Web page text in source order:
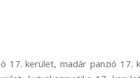
kutyás atlétikai edzés 17. kerület, kutyás sport 17. kerület, kutya szocializáció 17. kerület, kutyafuti 17. kerület, kutyaoktatás 17. kerület, nózi munka 17. kerület, szimat suli 17. kerület, nose work 17. kerület, hoppers képzés 16. kerület, hoopers oktatás 16. kerület, hoopers tanfolyam 16. kerület, kutya futópados edzés 16. kerület, futópad edzés 16. kerület, kutyás atlétika 16. kerület, kutyás atlétikai edzés 16. kerület, kutyás sport 16. kerület, kutya szocializáció 16. kerület, kutyafuti 16. kerület, kutyaoktatás 16. kerület, nózi munka 16. kerület, szimat suli 16. kerület, nose work 16. kerület, hoppers képzés Pécel, hoopers oktatás Pécel, hoopers tanfolyam Pécel, kutya futópados edzés Pécel, kutya futópad edzés Pécel, kutyás atlétika Pécel, kutyás atlétikai edzés Pécel, kutyás sport Pécel, kutya szocializáció Pécel, kutyafuti Pécel, kutyaoktatás Pécel, nózi munka Pécel, szimat suli Pécel, nose work Pécel, hoppers képzés Gyömrő, hoopers oktatás Gyömrő, hoopers tanfolyam Gyömrő, kutya futópados edzés Gyömrő, futópad edzés Gyömrő, kutyás atlétika Gyömrő, kutyás atlétikai edzés Gyömrő, kutyás sport Gyömrő, kutya szocializáció Gyömrő, kutyafuti Gyömrő, kutyaoktatás Gyömrő, nózi munka Gyömrő, szimat suli Gyömrő, nose work Gyömrő, hoppers képzés Ecser, hoopers oktatás Ecser, hoopers tanfolyam Ecser, kutya futópados edzés Ecser, kutyás atlétika Ecser, kutyás atlétikai edzés Ecser, kutyás sport Ecser, kutya szocializáció Ecser, kutyafuti Ecser, kutyaoktatás Ecser, nózi munka Ecser, szimat suli Ecser, nose work Ecser, hoppers képzés Maglód, hoopers oktatás Maglód, hoopers tanfolyam Maglód, kutya futópados edzés Maglód, kutyás atlétika Maglód, kutyás atlétikai edzés Maglód, kutyás sport Maglód, kutya szocializáció Maglód, kutyafuti Maglód, kutyaoktatás Maglód, nózi munka Maglód, szimat suli Maglód, nose work Maglód, hoppers képzés Kistarcsa, hoopers oktatás Kistarcsa, hoopers tanfolyam Kistarcsa, kutya futópados edzés Kistarcsa, kutyás atlétika Kistarcsa, kutyás atlétikai edzés Kistarcsa, kutyás sport Kistarcsa, kutya szocializáció Kistarcsa, kutyafuti Kistarcsa, kutyaoktatás Kistarcsa, nózi munka Kistarcsa, szimat suli Kistarcsa, nose work Kistarcsa, hoppers képzés Nagytarcsa, hoopers oktatás Nagytarcsa, hoopers tanfolyam Nagytarcsa, kutya futópados edzés Nagytarcsa, kutyás atlétika Nagytarcsa, kutyás atlétikai edzés Nagytarcsa, kutyás sport Nagytarcsa, kutya szocializáció Nagytarcsa, kutyafuti Nagytarcsa, kutyaoktatás Nagytarcsa, nózi munka Nagytarcsa, szimat suli Nagytarcsa, nose work Nagytarcsa, hoppers képzés Vecsés, hoopers oktatás Vecsés, hoopers tanfolyam Vecsés, kutya futópados edzés Vecsés, kutyás atlétika Vecsés,